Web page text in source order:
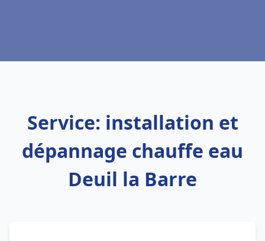
Service: installation et
dépannage chauffe eau
Deuil la Barre